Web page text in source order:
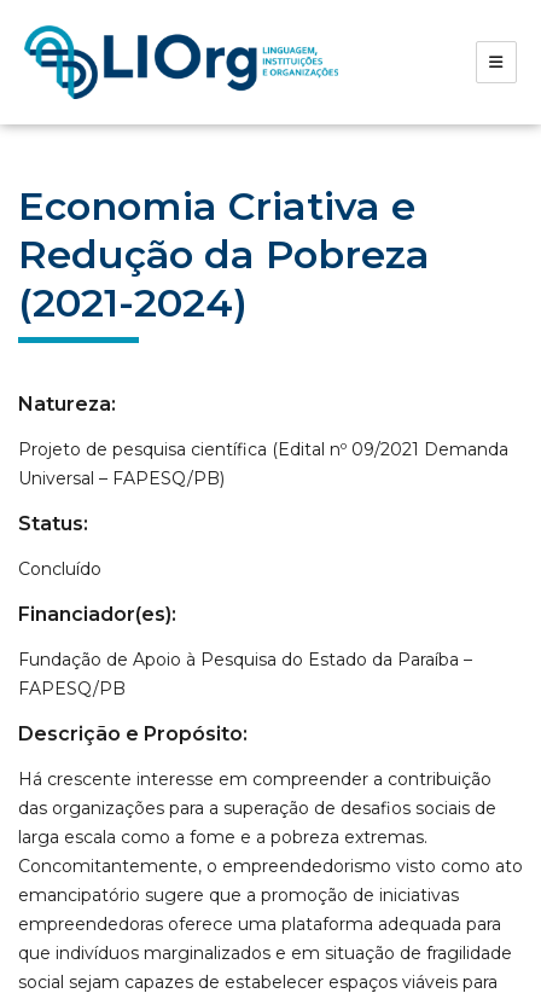
Economia Criativa e
Redução da Pobreza
(2021-2024)
Natureza:
Projeto de pesquisa científica (Edital nº 09/2021 Demanda
Universal – FAPESQ/PB)
Status:
Concluído
Financiador(es):
Fundação de Apoio à Pesquisa do Estado da Paraíba –
FAPESQ/PB
Descrição e Propósito:
Há crescente interesse em compreender a contribuição
das organizações para a superação de desafios sociais de
larga escala como a fome e a pobreza extremas.
Concomitantemente, o empreendedorismo visto como ato
emancipatório sugere que a promoção de iniciativas
empreendedoras oferece uma plataforma adequada para
que indivíduos marginalizados e em situação de fragilidade
social sejam capazes de estabelecer espaços viáveis para